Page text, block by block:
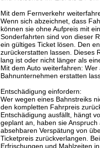
Mit dem Fernverkehr
Wenn sich abzeichnet, dass
können sie ohne Aufpreis mit
Sonderfahrten sind von dieser
ein gültiges Ticket lösen. Den
zurückerstatten lassen. Dieses
lang ist oder nicht länger als
Mit dem Auto weiterfahren:
Bahnunternehmen erstatten
Entschädigung einfordern:
Wer wegen eines Bahnstreiks
den kompletten Fahrpreis
Entschädigung ausfällt, hängt
geplant an, haben sie
absehbaren Verspätung von
Ticketpreis zurückverlangen.
Erfrischungen und Mahlzeiten